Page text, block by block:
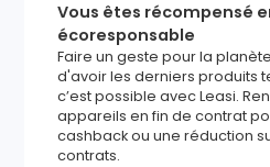
Vous êtes récompensé
écoresponsable
Faire un geste pour la
d'avoir les derniers produits
c’est possible avec Leasi.
appareils en fin de contrat
cashback ou une réduction
contrats.